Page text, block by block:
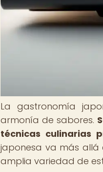
La gastronomía
armonía de sabores.
técnicas culinarias
japonesa va más allá
amplia variedad de